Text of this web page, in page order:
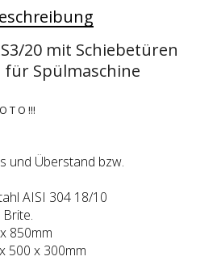
20 mit Schiebetüren
Spülmaschine
T O !!!
und Überstand bzw.
AISI 304 18/10
850mm
500 x 300mm